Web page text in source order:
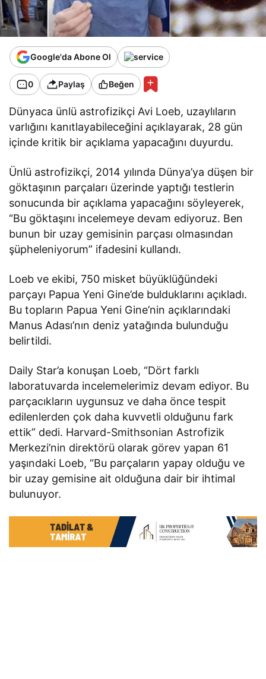
Google'da Abone Ol
0 Paylaş Beğen
Dünyaca ünlü astrofizikçi Avi Loeb, uzaylıların
varlığını kanıtlayabileceğini açıklayarak, 28 gün
içinde kritik bir açıklama yapacağını duyurdu.
Ünlü astrofizikçi, 2014 yılında Dünya’ya düşen bir
göktaşının parçaları üzerinde yaptığı testlerin
sonucunda bir açıklama yapacağını söyleyerek,
“Bu göktaşını incelemeye devam ediyoruz. Ben
bunun bir uzay gemisinin parçası olmasından
şüpheleniyorum” ifadesini kullandı.
Loeb ve ekibi, 750 misket büyüklüğündeki
parçayı Papua Yeni Gine’de bulduklarını açıkladı.
Bu topların Papua Yeni Gine’nin açıklarındaki
Manus Adası’nın deniz yatağında bulunduğu
belirtildi.
Daily Star’a konuşan Loeb, “Dört farklı
laboratuvarda incelemelerimiz devam ediyor. Bu
parçacıkların uygunsuz ve daha önce tespit
edilenlerden çok daha kuvvetli olduğunu fark
ettik” dedi. Harvard-Smithsonian Astrofizik
Merkezi’nin direktörü olarak görev yapan 61
yaşındaki Loeb, “Bu parçaların yapay olduğu ve
bir uzay gemisine ait olduğuna dair bir ihtimal
bulunuyor.